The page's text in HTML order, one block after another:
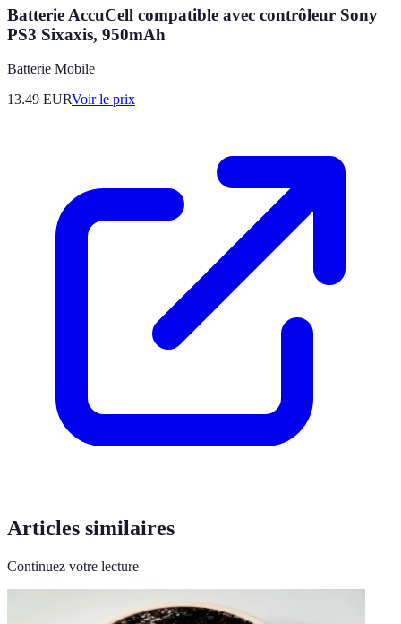
Batterie AccuCell compatible avec contrôleur Sony
PS3 Sixaxis, 950mAh
Batterie Mobile
13.49 EURVoir le prix
Articles similaires
Continuez votre lecture